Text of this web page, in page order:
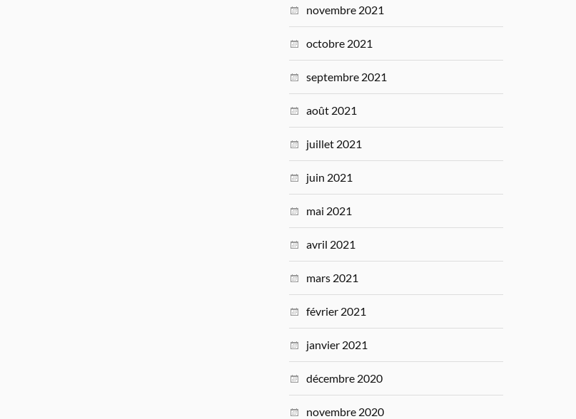
novembre 2021
octobre 2021
septembre 2021
août 2021
juillet 2021
juin 2021
mai 2021
avril 2021
mars 2021
février 2021
janvier 2021
décembre 2020
novembre 2020